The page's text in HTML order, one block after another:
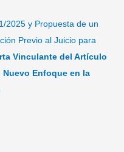
2025 y Propuesta de un
Previo al Juicio para
Vinculante del Artículo
Nuevo Enfoque en la